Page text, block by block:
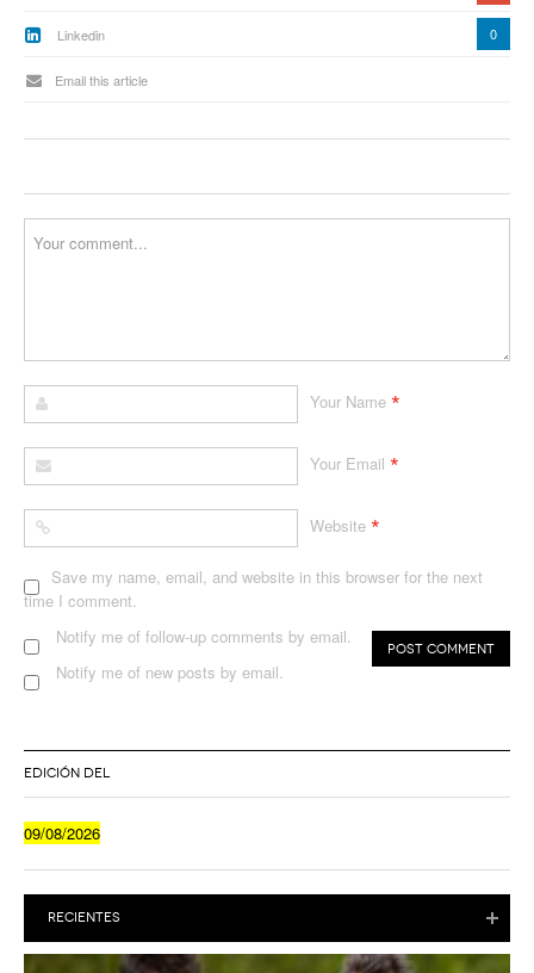
Linkedin 0
Email this article
Your Name *
Your Email *
Website *
Save my name, email, and website in this browser for the next
time I comment.
Notify me of follow-up comments by email.
Notify me of new posts by email.
EDICIÓN DEL
09/08/2026
RECIENTES